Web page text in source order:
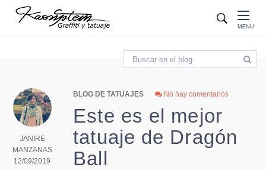
MENU
Blog
JANIRE
MANZANAS
12/09/2019
BLOG DE TATUAJES No hay comentarios
Este es el mejor
tatuaje de Dragón
Ball